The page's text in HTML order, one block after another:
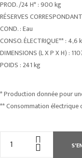
PROD. /24 H* : 900 kg
RÉSERVES
COND. : Eau
CONSO. ÉLECTRIQUE** : 4,6
DIMENSIONS (L X P X H) :
POIDS : 241 kg
* Production donnée pour
** Consommation électrique